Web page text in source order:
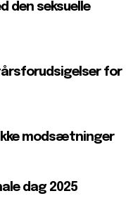
den seksuelle
for
modsætninger
dag 2025